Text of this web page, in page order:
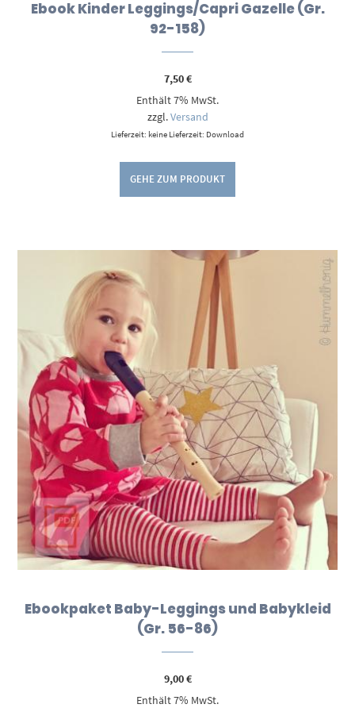
Ebook Kinder Leggings/Capri Gazelle (Gr.
92-158)
7,50€
Enthält 7% MwSt.
zzgl.Versand
Lieferzeit: keine Lieferzeit: Download
GEHE ZUM PRODUKT
Ebookpaket Baby-Leggings und Babykleid
(Gr. 56-86)
9,00€
Enthält 7% MwSt.